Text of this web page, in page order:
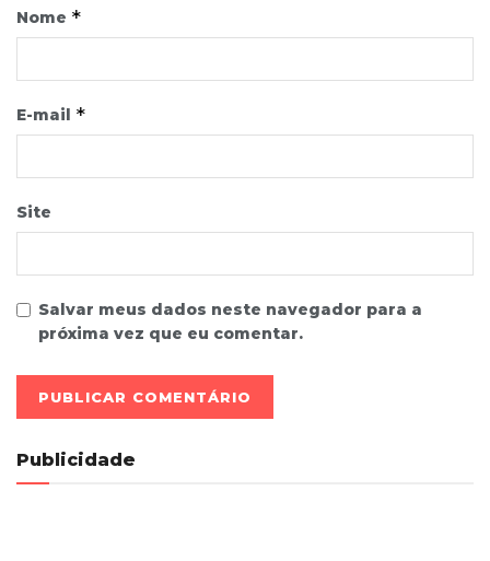
Nome *
E-mail *
Site
Salvar meus dados neste navegador para a
próxima vez que eu comentar.
Publicidade